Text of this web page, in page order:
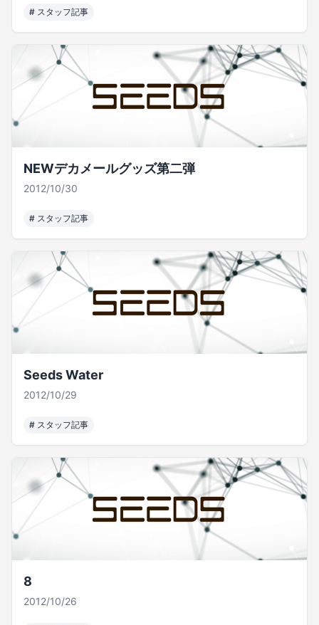
# スタッフ記事
NEWデカメールグッズ第二弾
2012/10/30
# スタッフ記事
Seeds Water
2012/10/29
# スタッフ記事
8
2012/10/26